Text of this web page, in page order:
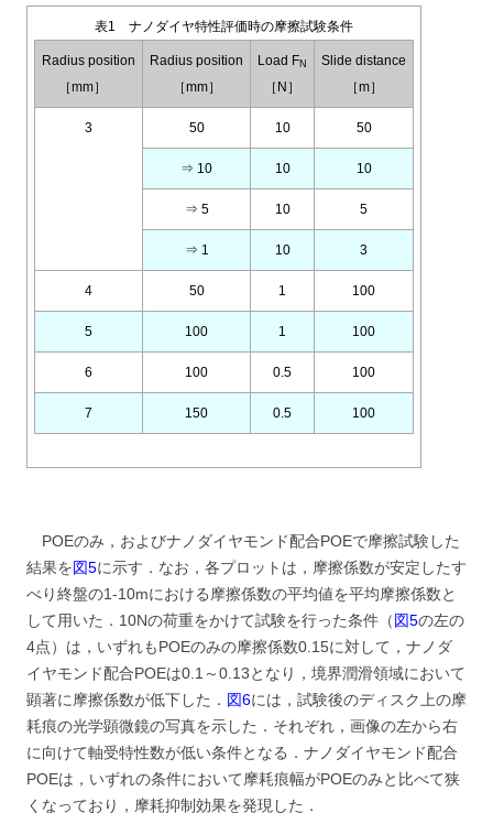
表1 ナノダイヤ特性評価時の摩擦試験条件
Radius position
［mm］
Radius position
［mm］
Load FN
［N］
Slide distance
［m］
3 50 10 50
⇒ 10 10 10
⇒ 5 10 5
⇒ 1 10 3
4 50 1 100
5 100 1 100
6 100 0.5 100
7 150 0.5 100
POEのみ，およびナノダイヤモンド配合POEで摩擦試験した
結果を図5に示す．なお，各プロットは，摩擦係数が安定したす
べり終盤の1-10mにおける摩擦係数の平均値を平均摩擦係数と
して用いた．10Nの荷重をかけて試験を行った条件（図5の左の
4点）は，いずれもPOEのみの摩擦係数0.15に対して，ナノダ
イヤモンド配合POEは0.1～0.13となり，境界潤滑領域において
顕著に摩擦係数が低下した． 図6には，試験後のディスク上の摩
耗痕の光学顕微鏡の写真を示した．それぞれ，画像の左から右
に向けて軸受特性数が低い条件となる．ナノダイヤモンド配合
POEは，いずれの条件において摩耗痕幅がPOEのみと比べて狭
くなっており，摩耗抑制効果を発現した．